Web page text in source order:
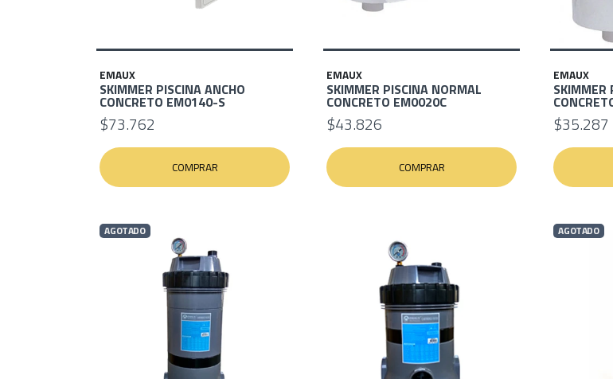
EMAUX
SKIMMER PISCINA ANCHO
CONCRETO EM0140-S
$73.762
COMPRAR
EMAUX
SKIMMER PISCINA NORMAL
CONCRETO EM0020C
$43.826
COMPRAR
EMAUX
SKIMMER
$35.287
AGOTADO AGOTADO